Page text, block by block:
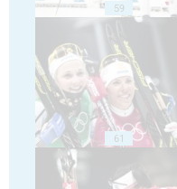
59
61